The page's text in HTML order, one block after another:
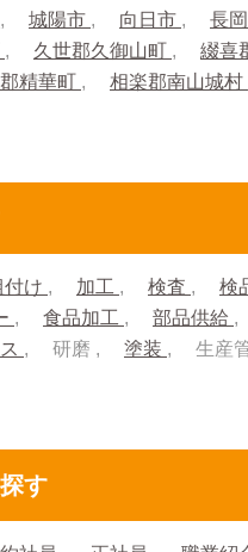
城陽市 向日市 長
久世郡久御山町 綴喜
精華町 相楽郡南山城村
付け 加工 検査 検
食品加工 部品供給
研磨 塗装 生産
す